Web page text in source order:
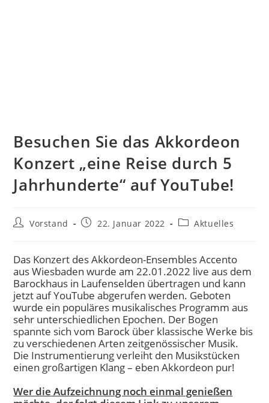
Besuchen Sie das Akkordeon
Konzert „eine Reise durch 5
Jahrhunderte“ auf YouTube!
Vorstand 22. Januar 2022 Aktuelles
Das Konzert des Akkordeon-Ensembles Accento
aus Wiesbaden wurde am 22.01.2022 live aus dem
Barockhaus in Laufenselden übertragen und kann
jetzt auf YouTube abgerufen werden. Geboten
wurde ein populäres musikalisches Programm aus
sehr unterschiedlichen Epochen. Der Bogen
spannte sich vom Barock über klassische Werke bis
zu verschiedenen Arten zeitgenössischer Musik.
Die Instrumentierung verleiht den Musikstücken
einen großartigen Klang – eben Akkordeon pur!
Wer die Aufzeichnung noch einmal genießen